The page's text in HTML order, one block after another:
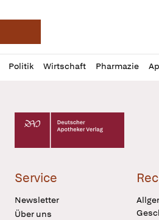
Deutsche Apotheker
Politik Wirtschaft Pharmazie
Profil
öffnen
Daz
Pur
Deutscher Apotheker Verlag
Service
Newsletter
Über uns